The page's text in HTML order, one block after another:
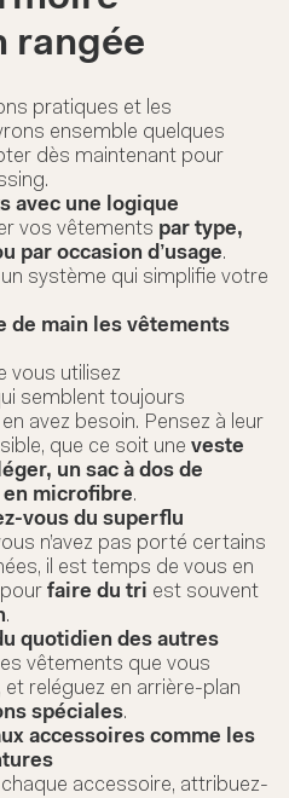
rangée
pratiques et les
ensemble quelques
dès maintenant pour
avec une logique
vos vêtements par type,
par occasion d’usage.
système qui simplifie votre
de main les vêtements
vous utilisez
semblent toujours
avez besoin. Pensez à leur
que ce soit une veste
un sac à dos de
microfibre.
vous du superflu
n’avez pas porté certains
il est temps de vous en
faire du tri est souvent
.
quotidien des autres
vêtements que vous
, et reléguez en arrière-plan
spéciales.
accessoires comme les
accessoire, attribuez-